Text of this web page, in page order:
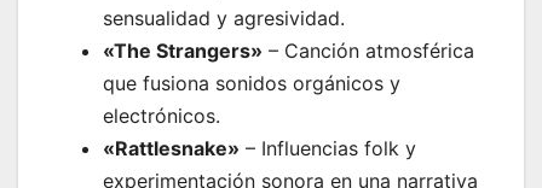
sensualidad y agresividad.
«The Strangers» – Canción atmosférica
que fusiona sonidos orgánicos y
electrónicos.
«Rattlesnake» – Influencias folk y
experimentación sonora en una narrativa